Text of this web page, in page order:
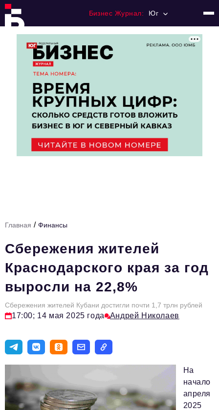
Бизнес Журнал: Юг
Франчайзинг
Номера журнала
Категории:
Финансы
Цитаты
Аналитика
Главное
Интервью
Право
Авто
Персона
Главная / Финансы
Сбережения жителей
Краснодарского края за год
выросли на 22,8%
Сбережения жителей Кубани достигли почти 1,7 трлн рублей
17:00; 14 мая 2025 года Андрей Николаев
На
начало
апреля
2025